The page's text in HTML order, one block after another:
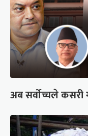
अब सर्वोच्चले कसरी